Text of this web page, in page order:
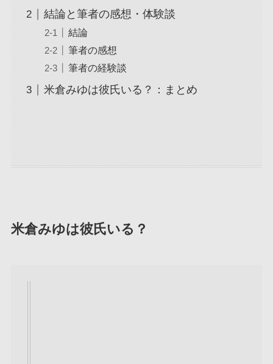
結論と筆者の感想・体験談
結論
筆者の感想
筆者の経験談
米倉みゆは彼氏いる？：まとめ
米倉みゆは彼氏いる？